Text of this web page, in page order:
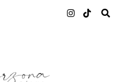
Google to deliver its
usage statistics, and